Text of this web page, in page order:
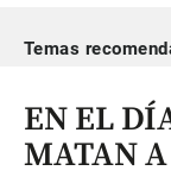
Temas
EN EL
MATAN